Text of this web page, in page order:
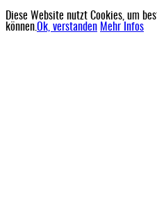
Diese Website nutzt Cookies, um
können.Ok, verstanden Mehr Infos